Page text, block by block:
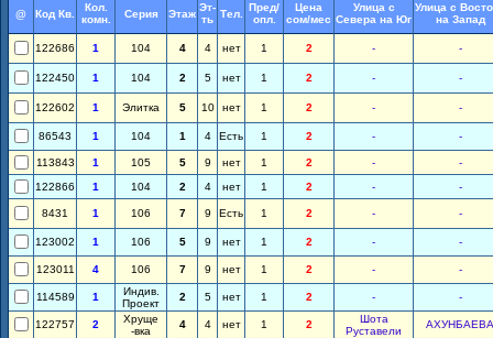
@ Код Кв.
Кол.
комн.
Серия Этаж
Эт-
ть Тел.
Пред/
опл.
Цена
сом/мес
Улица с
Севера на Юг
Улица с
на Запад
122686 1 104 4 4 нет 1 2 - -
122450 1 104 2 5 нет 1 2 - -
122602 1 Элитка 5 10 нет 1 2 - -
86543 1 104 1 4 Есть 1 2 - -
113843 1 105 5 9 нет 1 2 -
-
122866
1 104 2 4 нет 1 2 - -
8431 1 106 7 9 Есть 1 2 - -
123002 1 106 5 9 нет 1 2 - -
123011 4 106 7 9 нет 1 2 - -
114589 1
Индив.
Проект
2 5 нет 1 2 - -
122757 2
Хруще
-вка
4 4 нет 1 2
Шота
Руставели
АХУНБАЕВА